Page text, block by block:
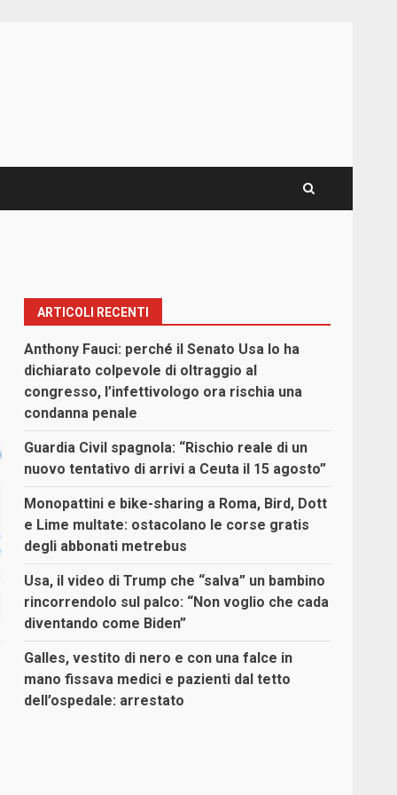
ARTICOLI RECENTI
Anthony Fauci: perché il Senato Usa lo ha
dichiarato colpevole di oltraggio al
congresso, l’infettivologo ora rischia una
condanna penale
Guardia Civil spagnola: “Rischio reale di un
nuovo tentativo di arrivi a Ceuta il 15 agosto”
Monopattini e bike-sharing a Roma, Bird, Dott
e Lime multate: ostacolano le corse gratis
degli abbonati metrebus
Usa, il video di Trump che “salva” un bambino
rincorrendolo sul palco: “Non voglio che cada
diventando come Biden”
Galles, vestito di nero e con una falce in
mano fissava medici e pazienti dal tetto
dell’ospedale: arrestato